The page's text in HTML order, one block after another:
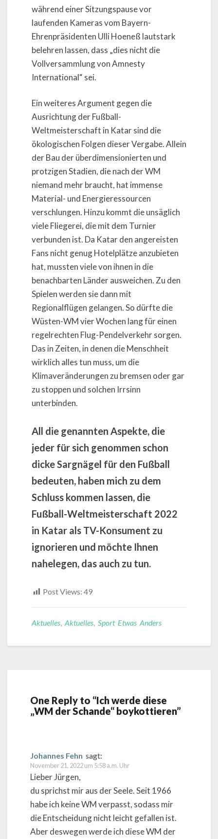
während einer Sitzungspause vor
laufenden Kameras vom Bayern-
Ehrenpräsidenten Ulli Hoeneß lautstark
belehren lassen, dass „dies nicht die
Vollversammlung von Amnesty
International“ sei.
Ein weiteres Argument gegen die
Ausrichtung der Fußball-
Weltmeisterschaft in Katar sind die
ökologischen Folgen dieser Vergabe. Allein
der Bau der überdimensionierten und
protzigen Stadien, die nach der WM
niemand mehr braucht, hat immense
Material- und Energieressourcen
verschlungen. Hinzu kommt die unsäglich
viele Fliegerei, die mit dem Turnier
verbunden ist. Da Katar den angereisten
Fans nicht genug Hotelplätze anzubieten
hat, mussten viele von ihnen in die
benachbarten Länder ausweichen. Zu den
Spielen werden sie dann mit
Regionalflügen gelangen. So dürfte die
Wüsten-WM vier Wochen lang für einen
regelrechten Flug-Pendelverkehr sorgen.
Das in Zeiten, in denen die Menschheit
wirklich alles tun muss, um die
Klimaveränderungen zu bremsen oder gar
zu stoppen und solchen Irrsinn
unterbinden.
All die genannten Aspekte, die
jeder für sich genommen schon
dicke Sargnägel für den Fußball
bedeuten, haben mich zu dem
Schluss kommen lassen, die
Fußball-Weltmeisterschaft 2022
in Katar als TV-Konsument zu
ignorieren und möchte Ihnen
nahelegen, das auch zu tun.
Post Views: 49
Aktuelles Aktuelles Sport Etwas Anders
One Reply to “Ich werde diese
„WM der Schande“ boykottieren”
Johannes Fehn sagt:
November 21, 2022 um 5:58 a.m. Uhr
Lieber Jürgen,
du sprichst mir aus der Seele. Seit 1966
habe ich keine WM verpasst, sodass mir
die Entscheidung nicht leicht gefallen ist.
Aber deswegen werde ich diese WM der